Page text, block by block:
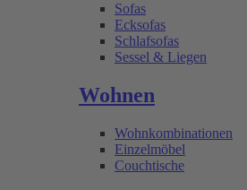
Sofas
Ecksofas
Schlafsofas
Sessel & Liegen
Wohnen
Wohnkombinationen
Einzelmöbel
Couchtische